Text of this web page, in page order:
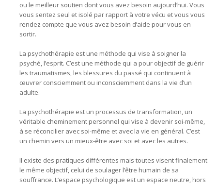
ou le meilleur soutien dont vous avez besoin aujourd’hui. Vous
vous sentez seul et isolé par rapport à votre vécu et vous vous
rendez compte que vous avez besoin d’aide pour vous en
sortir.
La psychothérapie est une méthode qui vise à soigner la
psyché, l’esprit. C’est une méthode qui a pour objectif de guérir
les traumatismes, les blessures du passé qui continuent à
œuvrer consciemment ou inconsciemment dans la vie d’un
adulte.
La psychothérapie est un processus de transformation, un
véritable cheminement personnel qui vise à devenir soi-même,
à se réconcilier avec soi-même et avec la vie en général. C’est
un chemin vers un mieux-être avec soi et avec les autres.
Il existe des pratiques différentes mais toutes visent finalement
le même objectif, celui de soulager l’être humain de sa
souffrance. L’espace psychologique est un espace neutre, hors